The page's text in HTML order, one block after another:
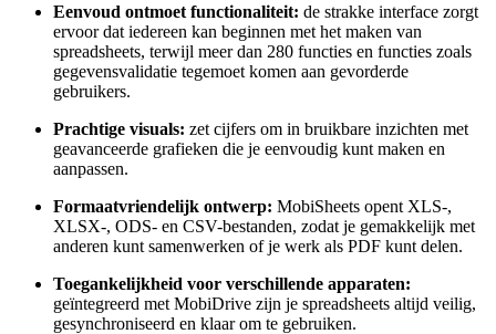
Eenvoud ontmoet functionaliteit: de strakke interface zorgt
ervoor dat iedereen kan beginnen met het maken van
spreadsheets, terwijl meer dan 280 functies en functies zoals
gegevensvalidatie tegemoet komen aan gevorderde
gebruikers.
Prachtige visuals: zet cijfers om in bruikbare inzichten met
geavanceerde grafieken die je eenvoudig kunt maken en
aanpassen.
Formaatvriendelijk ontwerp: MobiSheets opent XLS-,
XLSX-, ODS- en CSV-bestanden, zodat je gemakkelijk met
anderen kunt samenwerken of je werk als PDF kunt delen.
Toegankelijkheid voor verschillende apparaten:
geïntegreerd met MobiDrive zijn je spreadsheets altijd veilig,
gesynchroniseerd en klaar om te gebruiken.